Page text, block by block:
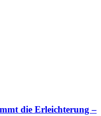
die Erleichterung –